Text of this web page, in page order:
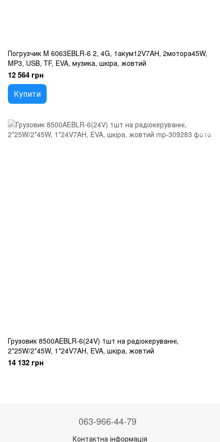
Погрузчик M 6063EBLR-6 2, 4G, 1акум12V7AH, 2мотора45W,
MP3, USB, TF, EVA, музика, шкіра, жовтий
12 564 грн
Купити
Грузовик 8500AEBLR-6(24V) 1шт на радіокеруванні,
2*25W/2*45W, 1*24V7AH, EVA, шкіра, жовтий
14 132 грн
063-966-44-79
Контактна інформація